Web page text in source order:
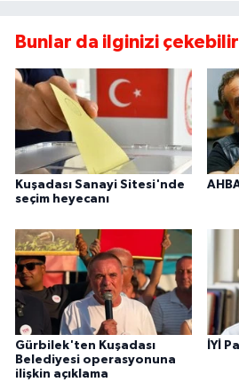
Bunlar da ilginizi çekebilir
Kuşadası Sanayi Sitesi'nde
seçim heyecanı
Gürbilek'ten Kuşadası
Belediyesi operasyonuna
ilişkin açıklama
İYİ